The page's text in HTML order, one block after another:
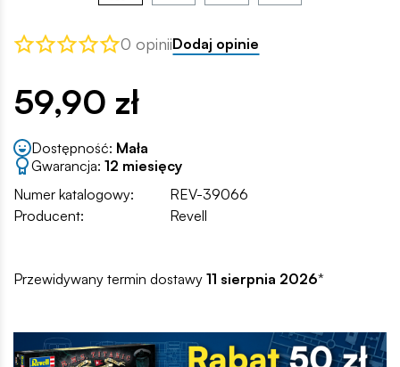
0 opiniiDodaj opinie
59,90 zł
Dostępność: Mała
Gwarancja: 12 miesięcy
Numer katalogowy:
REV-39066
Producent:
Revell
Przewidywany termin dostawy 11 sierpnia 2026*